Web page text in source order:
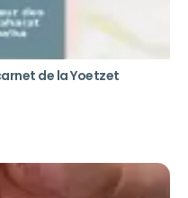
de la Yoetzet